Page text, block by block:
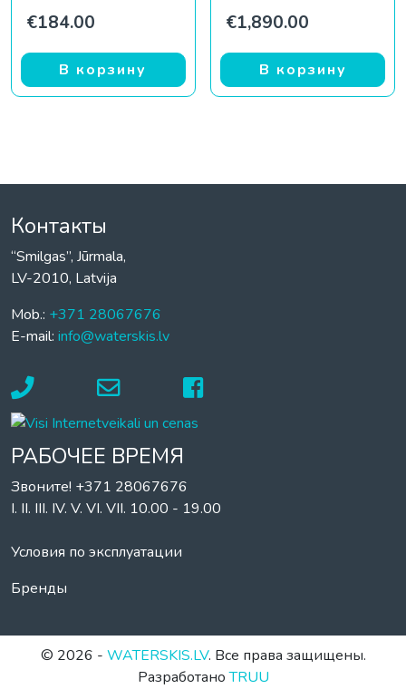
€184.00
В корзину
€1,890.00
В корзину
Контакты
“Smilgas”, Jūrmala,
LV-2010, Latvija
Mob.: +371 28067676
E-mail: info@waterskis.lv
РАБОЧЕЕ ВРЕМЯ
Звоните! +371 28067676
I. II. III. IV. V. VI. VII. 10.00 - 19.00
Условия по эксплуатации
Бренды
© 2026 - WATERSKIS.LV. Все права защищены.
РазработаноTRUU